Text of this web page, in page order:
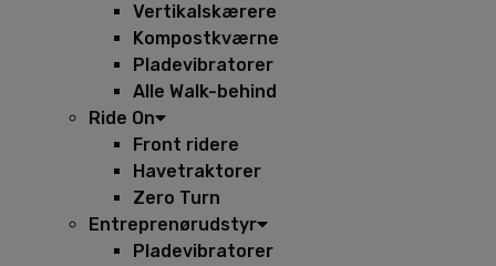
Vertikalskærere
Kompostkværne
Pladevibratorer
Alle Walk-behind
Ride On
Front ridere
Havetraktorer
Zero Turn
Entreprenørudstyr
Pladevibratorer